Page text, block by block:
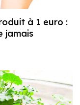
à 1 euro :
jamais